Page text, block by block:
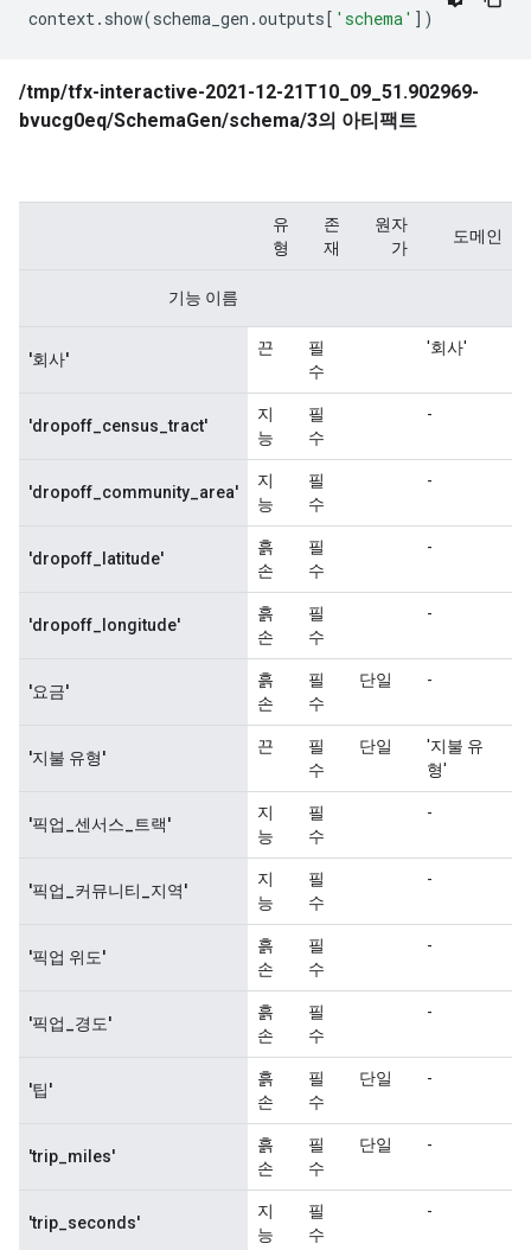
      int64_list {
  }
  feature {
    key: "dropoff_latitude"
      float_list {
  }
    key: "dropoff_longitude"
    value {
      }
    }
  feature {
      float_list {
        value: 27.049999237060547
    }
    key: "payment_type"
      bytes_list {
        value: "Cash"
    }
    key: "pickup_census_tract"
      }
  feature {
    key: "pickup_community_area"
    value {
      int64_list {
context. show(schema_gen .outputs[ 'schema' ])